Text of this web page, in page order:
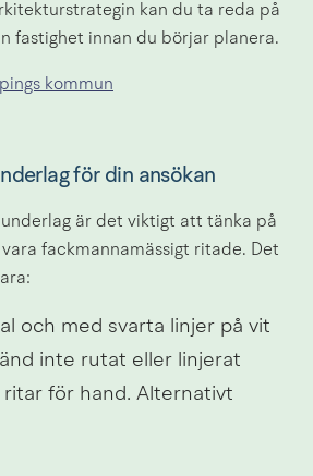
kan du ta reda på
fastighet innan du börjar planera.
kommun
för din ansökan
är det viktigt att tänka på
fackmannamässigt ritade. Det
och med svarta linjer på vit
inte rutat eller linjerat
för hand. Alternativt